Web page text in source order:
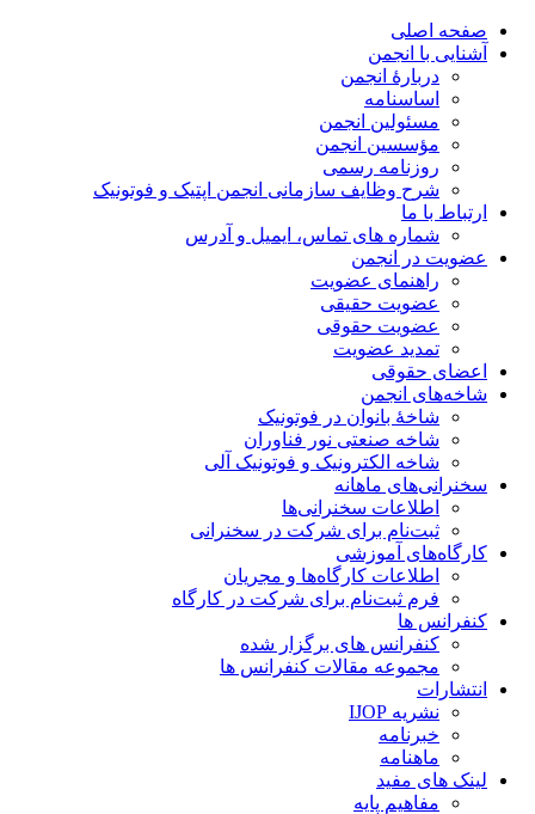
صفحه اصلی
آشنایی با انجمن
دربارۀ انجمن
اساسنامه
مسئولین انجمن
مؤسسین انجمن
روزنامه رسمی
شرح وظایف سازمانی انجمن اپتیک و فوتونیک
ارتباط با ما
شماره های تماس، ایمیل و آدرس
عضویت در انجمن
راهنمای عضویت
عضویت حقیقی
عضویت حقوقی
تمدید عضویت
اعضای حقوقی
شاخه‌های انجمن
شاخۀ بانوان در فوتونیک
شاخه صنعتی نور فناوران
شاخه‌ الکترونیک و فوتونیک آلی
سخنرانی‌های ماهانه
اطلاعات سخنرانی‌‌ها
ثبت‌نام برای شرکت در سخنرانی
کارگاه‌های آموزشی
اطلاعات کارگاه‌ها و مجریان
فرم ثبت‌نام برای شرکت در کارگاه
کنفرانس ها
کنفرانس های برگزار شده
مجموعه مقالات کنفرانس ها
انتشارات
نشریه IJOP
خبرنامه
ماهنامه
لینک های مفید
مفاهیم پایه